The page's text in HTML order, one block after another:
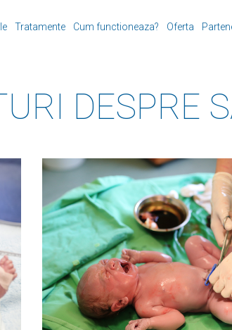
Tratamente Cum functioneaza? Oferta
DESPRE